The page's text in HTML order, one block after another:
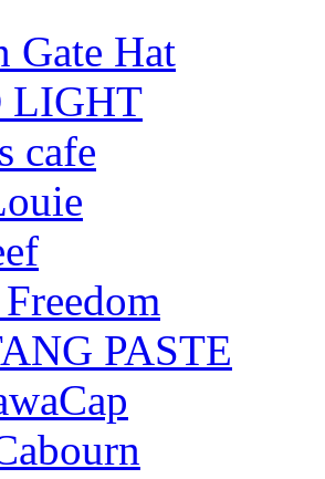
Gate Hat
LIGHT
cafe
PASTE